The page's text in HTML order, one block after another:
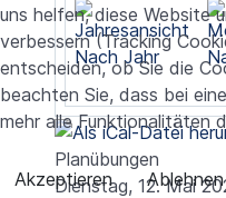
Nach Jahr
Planübungen
Dienstag, 12. Mai
uns helfen, diese Website
verbessern (Tracking
entscheiden, ob Sie die
beachten Sie, dass bei
mehr alle Funktionalitäten
Akzeptieren Ablehnen